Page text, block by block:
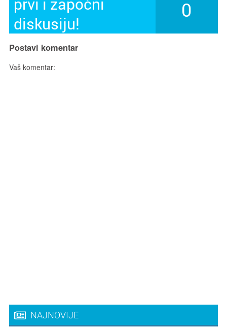
diskusiju!
0
Postavi komentar
Vaš komentar:
NAJNOVIJE